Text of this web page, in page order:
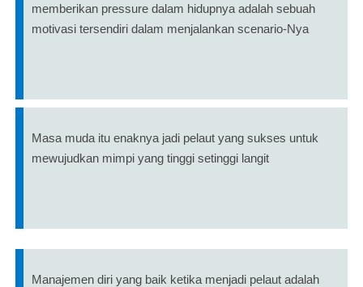
memberikan pressure dalam hidupnya adalah sebuah
motivasi tersendiri dalam menjalankan scenario-Nya
Masa muda itu enaknya jadi pelaut yang sukses untuk
mewujudkan mimpi yang tinggi setinggi langit
Manajemen diri yang baik ketika menjadi pelaut adalah